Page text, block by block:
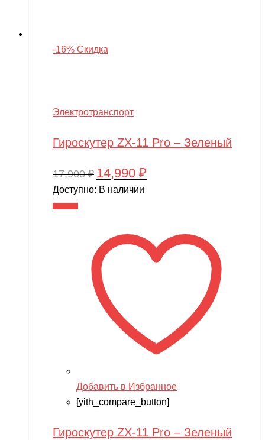
-16% Скидка
Электротранспорт
Гироскутер ZX-11 Pro – Зеленый
17,900₽ Первоначальная
цена
14,990 ₽
Доступно: В наличии
Добавить в Избранное
[yith_compare_button]
Гироскутер ZX-11 Pro – Зеленый